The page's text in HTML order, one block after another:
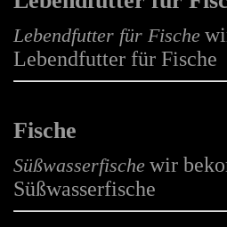
Lebendfutter für Fische
Lebendfutter für Fische
Fische
Süßwasserfische wir
Süßwasserfische